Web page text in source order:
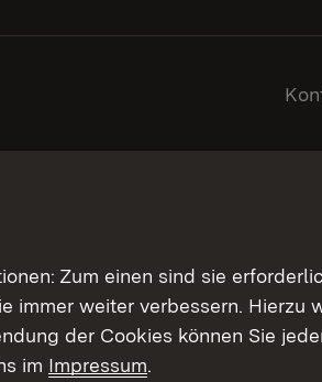
Zum einen sind sie
immer weiter verbessern.
der Cookies können Sie
im Impressum.